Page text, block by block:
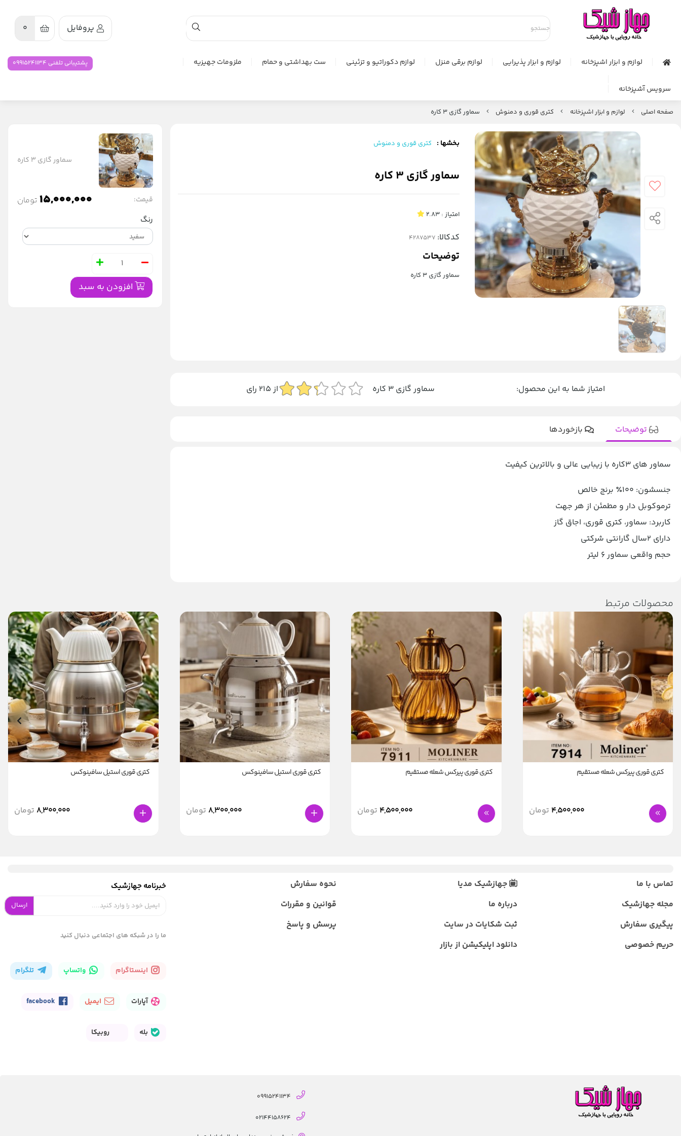
پروفایل 0
لوازم و ابزار اشپزخانه لوازم و ابزار پذیرایی لوازم برقی منزل لوازم دکوراتیو و تزئینی ست بهداشتی و حمام ملزومات جهیزیه
سرویس آشپزخانه
پشتیبانی تلفنی 09915241134
صفحه اصلی لوازم و ابزار اشپزخانه کتری قوری و دمنوش سماور گازی 3 کاره
بخشها : کتری قوری و دمنوش
سماور گازی 3 کاره
امتیاز : 2.83
کدکالا:
توضیحات
سماور گازی 3 کاره
امتیاز شما به این محصول: سماور گازی 3 کاره از 215 رای
توضیحات بازخوردها
سماور های ۳کاره با زیبایی عالی و بالاترین کیفیت
جنسشون: ۱۰۰٪ برنج خالص
ترموکوبل دار و مطمئن از هر جهت
کاربرد: سماور، کتری قوری، اجاق گاز
دارای ۲سال گارانتی شرکتی
حجم واقعی سماور 6 لیتر
سماور گازی 3 کاره
قیمت: 15,000,000 تومان
رنگ
افزودن به سبد
محصولات مرتبط
کتری قوری پیرکس شعله مستقیم
4,500,000 تومان
کتری قوری پیرکس شعله مستقیم
4,500,000 تومان
کتری قوری استیل سافینوکس
8,300,000 تومان
کتری قوری استیل سافینوکس
8,300,000 تومان
تماس با ما جهازشیک مدیا
نحوه سفارش
مجله جهازشیک
درباره ما
قوانین و مقررات
پیگیری سفارش
ثبت شکایات در سایت
پرسش و پاسخ
حریم خصوصی
دانلود اپلیکیشن از بازار
خبرنامه جهازشیک
ارسال
ما را در شبکه های اجتماعی دنبال کنید
اینستاگرام واتساپ تلگرام
آپارات ایمیل
بله روبیکا
09915241134
02144158624